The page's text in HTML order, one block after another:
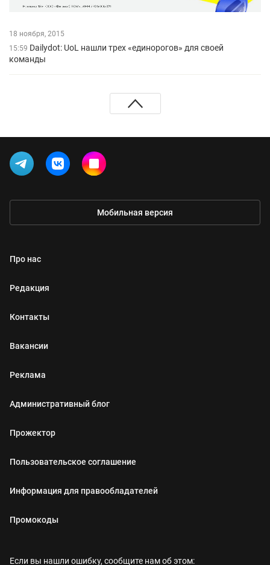
18 ноября, 2015
15:59 Dailydot: UoL нашли трех «единорогов» для своей
команды
Мобильная версия
Про нас
Редакция
Контакты
Вакансии
Реклама
Административный блог
Прожектор
Пользовательское соглашение
Информация для правообладателей
Промокоды
Если вы нашли ошибку, сообщите нам об этом: